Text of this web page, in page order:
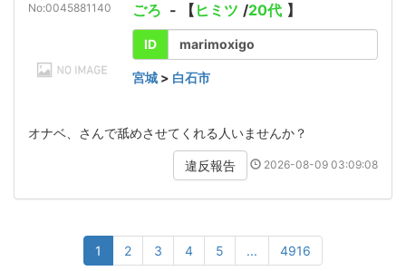
No:0045881140 ごろ - 【 ヒミツ /20代 】
ID marimoxigo
宮城 > 白石市
オナベ、さんで舐めさせてくれる人いませんか？
違反報告 2026-08-09 03:09:08
1 2 3 4 5 ... 4916